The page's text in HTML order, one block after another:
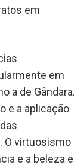
em
em
a de Gândara.
e a aplicação
O virtuosismo
e a beleza e